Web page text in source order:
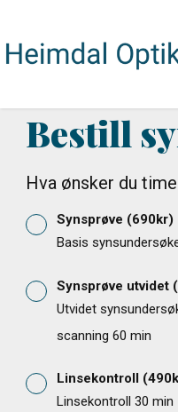
Bestill
Hva ønsker du
Synsprøve (690kr)
Basis
Synsprøve utvidet (
Utvidet
scanning 60 min
Linsekontroll (490
Linsekontroll 30 min